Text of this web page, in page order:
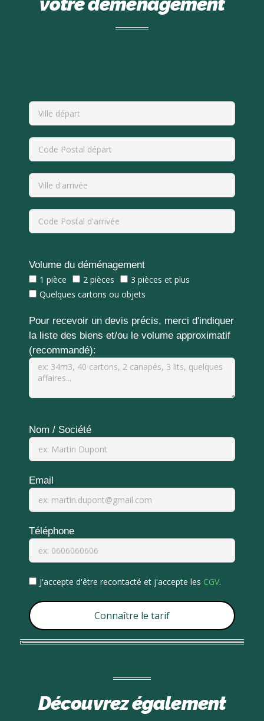
Volume du déménagement
1 pièce
2 pièces
3 pièces et plus
Quelques cartons ou objets
Pour recevoir un devis précis, merci d'indiquer
la liste des biens et/ou le volume approximatif
(recommandé):
Nom / Société
Email
Téléphone
J'accepte d'être recontacté et j'accepte les CGV.
Connaître le tarif
Découvrez également